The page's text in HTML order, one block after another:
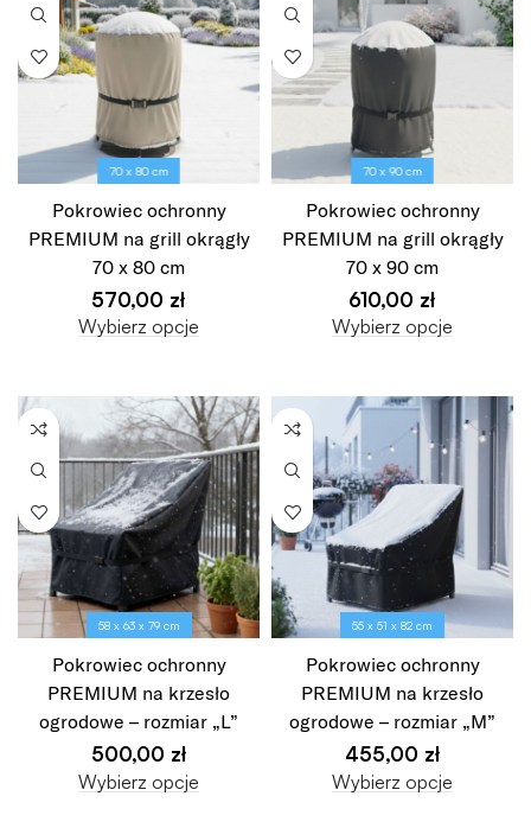
70 x 80 cm
Pokrowiec ochronny
PREMIUM na grill okrągły
70 x 80 cm
570,00 zł
Wybierz opcje
70 x 90 cm
Pokrowiec ochronny
PREMIUM na grill okrągły
70 x 90 cm
610,00 zł
Wybierz opcje
58 x 63 x 79 cm
Pokrowiec ochronny
PREMIUM na krzesło
ogrodowe – rozmiar „L”
500,00 zł
Wybierz opcje
55 x 51 x 82 cm
Pokrowiec ochronny
PREMIUM na krzesło
ogrodowe – rozmiar „M”
455,00 zł
Wybierz opcje